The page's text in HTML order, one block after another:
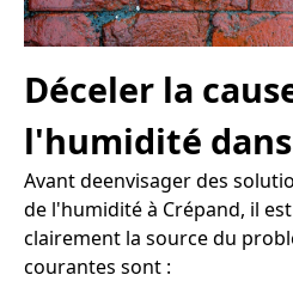
Déceler la
l'humidité
Avant deenvisager des
de l'humidité à Crépand, il
clairement la source du
courantes sont :